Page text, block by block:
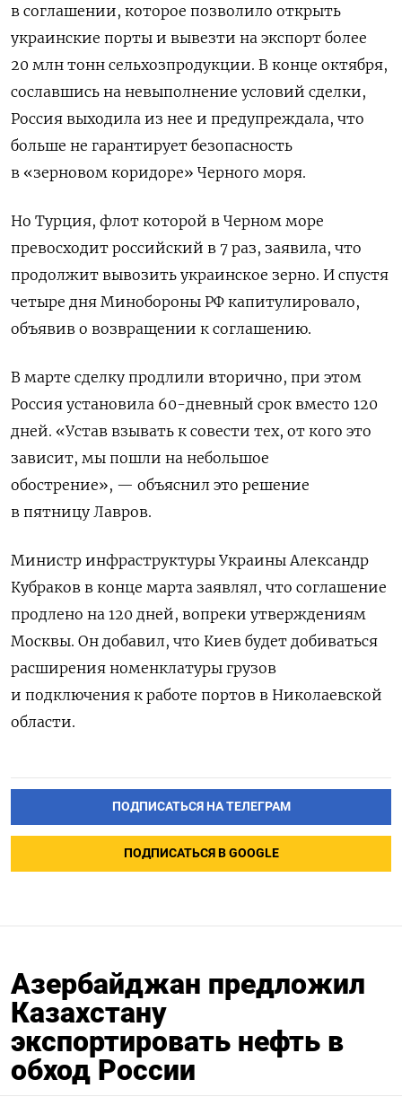
в соглашении, которое позволило открыть
украинские порты и вывезти на экспорт более
20 млн тонн сельхозпродукции. В конце октября,
сославшись на невыполнение условий сделки,
Россия выходила из нее и предупреждала, что
больше не гарантирует безопасность
в «зерновом коридоре» Черного моря.
Но Турция, флот которой в Черном море
превосходит российский в 7 раз, заявила, что
продолжит вывозить украинское зерно. И спустя
четыре дня Минобороны РФ капитулировало,
объявив о возвращении к соглашению.
В марте сделку продлили вторично, при этом
Россия установила 60-дневный срок вместо 120
дней. «Устав взывать к совести тех, от кого это
зависит, мы пошли на небольшое
обострение», — объяснил это решение
в пятницу Лавров.
Министр инфраструктуры Украины Александр
Кубраков в конце марта заявлял, что соглашение
продлено на 120 дней, вопреки утверждениям
Москвы. Он добавил, что Киев будет добиваться
расширения номенклатуры грузов
и подключения к работе портов в Николаевской
области.
ПОДПИСАТЬСЯ НА ТЕЛЕГРАМ
ПОДПИСАТЬСЯ В GOOGLE
Азербайджан предложил
Казахстану
экспортировать нефть в
обход России